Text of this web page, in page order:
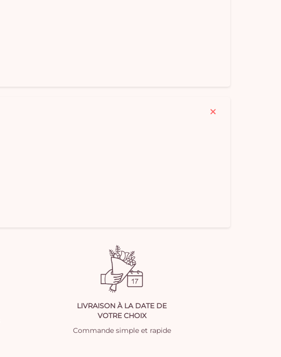
LIVRAISON À LA DATE DE
VOTRE CHOIX
Commande simple et rapide